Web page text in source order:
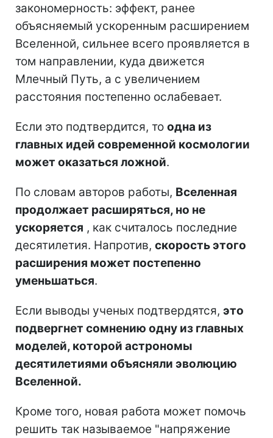
закономерность: эффект, ранее
объясняемый ускоренным расширением
Вселенной, сильнее всего проявляется в
том направлении, куда движется
Млечный Путь, а с увеличением
расстояния постепенно ослабевает.
Если это подтвердится, то одна из
главных идей современной космологии
может оказаться ложной.
По словам авторов работы, Вселенная
продолжает расширяться, но не
ускоряется , как считалось последние
десятилетия. Напротив, скорость этого
расширения может постепенно
уменьшаться.
Если выводы ученых подтвердятся, это
подвергнет сомнению одну из главных
моделей, которой астрономы
десятилетиями объясняли эволюцию
Вселенной.
Кроме того, новая работа может помочь
решить так называемое "напряжение